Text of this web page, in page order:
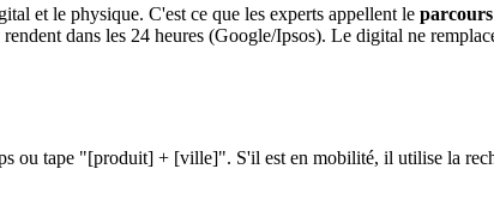
et le physique. C'est ce que les experts appellent le
dans les 24 heures (Google/Ipsos). Le digital ne
ou tape "[produit] + [ville]". S'il est en mobilité, il utilise la